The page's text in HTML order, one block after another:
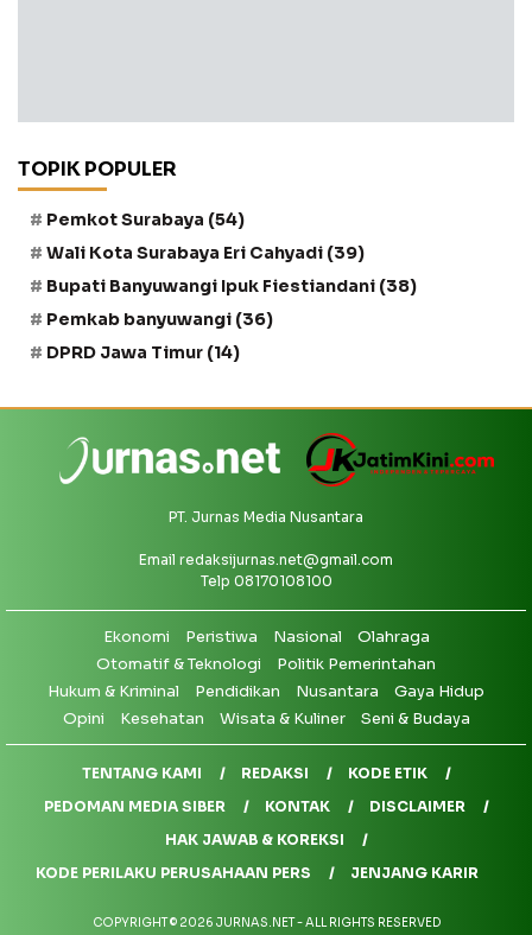
TOPIK POPULER
Pemkot Surabaya (54)
Wali Kota Surabaya Eri Cahyadi (39)
Bupati Banyuwangi Ipuk Fiestiandani (38)
Pemkab banyuwangi (36)
DPRD Jawa Timur (14)
PT. Jurnas Media Nusantara
Email redaksijurnas.net@gmail.com
Telp 08170108100
Ekonomi Peristiwa Nasional
Olahraga
Otomatif & Teknologi
Politik Pemerintahan
Hukum & Kriminal
Pendidikan Nusantara
Gaya Hidup
Opini
Kesehatan Wisata & Kuliner Seni & Budaya
TENTANG KAMI REDAKSI
KODE ETIK
PEDOMAN MEDIA SIBER
KONTAK
DISCLAIMER
HAK JAWAB & KOREKSI
KODE PERILAKU PERUSAHAAN PERS
JENJANG KARIR
COPYRIGHT © 2026 JURNAS.NET - ALL RIGHTS RESERVED